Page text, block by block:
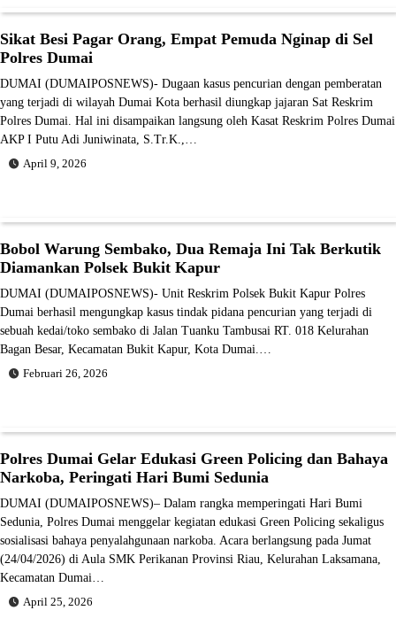
Sikat Besi Pagar Orang, Empat Pemuda Nginap di Sel
Polres Dumai
DUMAI (DUMAIPOSNEWS)- Dugaan kasus pencurian dengan pemberatan
yang terjadi di wilayah Dumai Kota berhasil diungkap jajaran Sat Reskrim
Polres Dumai. Hal ini disampaikan langsung oleh Kasat Reskrim Polres Dumai
AKP I Putu Adi Juniwinata, S.Tr.K.,…
April 9, 2026
Bobol Warung Sembako, Dua Remaja Ini Tak Berkutik
Diamankan Polsek Bukit Kapur
DUMAI (DUMAIPOSNEWS)- Unit Reskrim Polsek Bukit Kapur Polres
Dumai berhasil mengungkap kasus tindak pidana pencurian yang terjadi di
sebuah kedai/toko sembako di Jalan Tuanku Tambusai RT. 018 Kelurahan
Bagan Besar, Kecamatan Bukit Kapur, Kota Dumai.…
Februari 26, 2026
Polres Dumai Gelar Edukasi Green Policing dan Bahaya
Narkoba, Peringati Hari Bumi Sedunia
DUMAI (DUMAIPOSNEWS)– Dalam rangka memperingati Hari Bumi
Sedunia, Polres Dumai menggelar kegiatan edukasi Green Policing sekaligus
sosialisasi bahaya penyalahgunaan narkoba. Acara berlangsung pada Jumat
(24/04/2026) di Aula SMK Perikanan Provinsi Riau, Kelurahan Laksamana,
Kecamatan Dumai…
April 25, 2026